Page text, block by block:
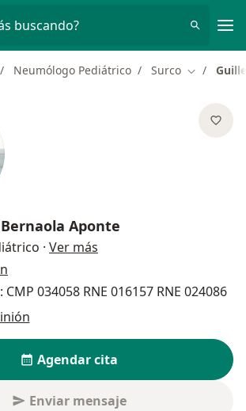
buscando?
Neumólogo Pediátrico Surco Cambiar
Aponte
· Ver más
034058 RNE 016157 RNE 024086
Agendar cita
Enviar mensaje